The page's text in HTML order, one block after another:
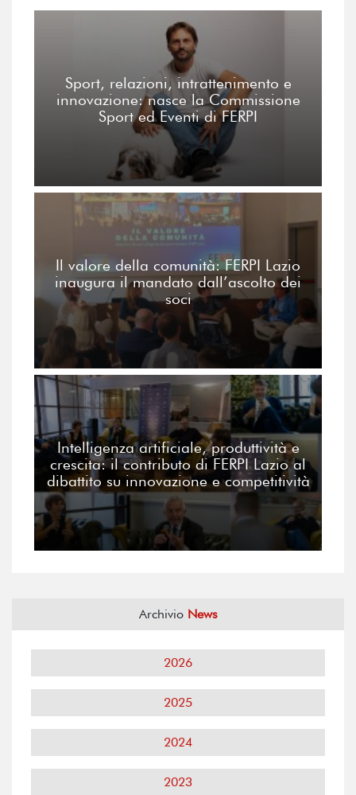
Sport, relazioni, intrattenimento e
innovazione: nasce la Commissione
Sport ed Eventi di FERPI
Il valore della comunità: FERPI Lazio
inaugura il mandato dall’ascolto dei
soci
Intelligenza artificiale, produttività e
crescita: il contributo di FERPI Lazio al
dibattito su innovazione e competitività
Archivio News
2026
2025
2024
2023